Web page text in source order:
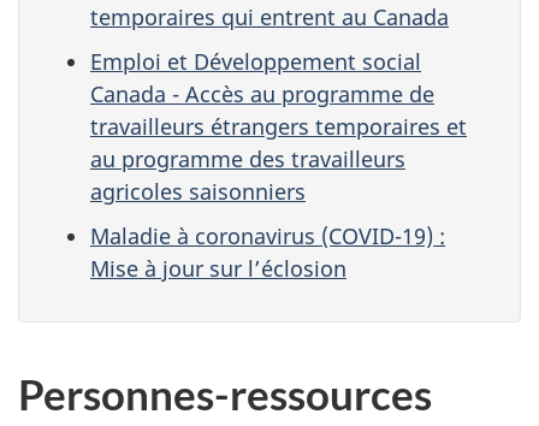
temporaires qui entrent au Canada
Emploi et Développement social
Canada - Accès au programme de
travailleurs étrangers temporaires et
au programme des travailleurs
agricoles saisonniers
Maladie à coronavirus (COVID-19) :
Mise à jour sur l’éclosion
Personnes-ressources